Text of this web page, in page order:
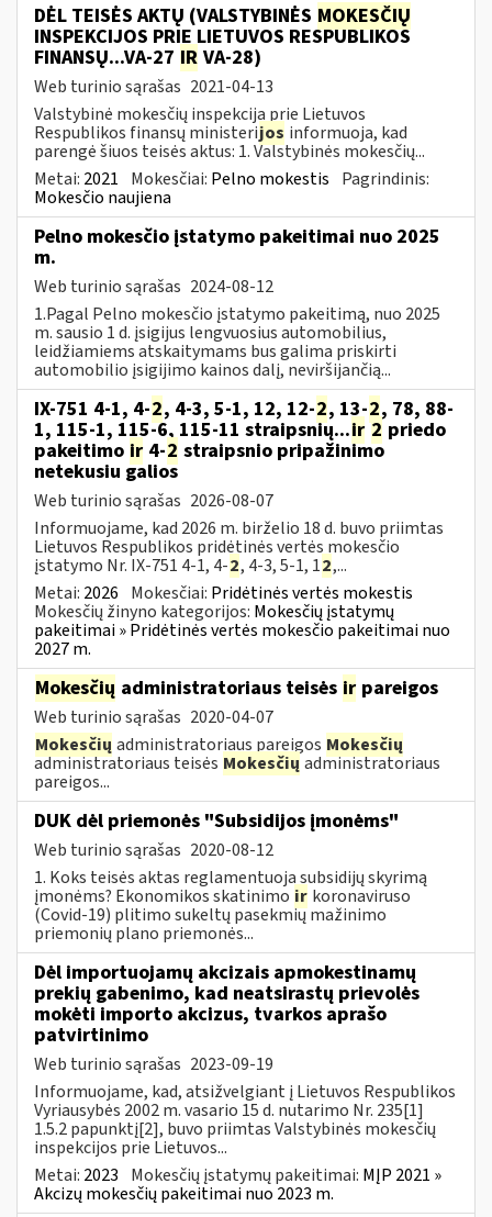
DĖL TEISĖS AKTŲ (VALSTYBINĖS MOKESČIŲ
INSPEKCIJOS PRIE LIETUVOS RESPUBLIKOS
FINANSŲ...VA-27 IR VA-28)
Web turinio sąrašas 2021-04-13
Valstybinė mokesčių inspekcija prie Lietuvos
Respublikos finansų ministerijos informuoja, kad
parengė šiuos teisės aktus: 1. Valstybinės mokesčių...
Metai: 2021 Mokesčiai: Pelno mokestis Pagrindinis:
Mokesčio naujiena
Pelno mokesčio įstatymo pakeitimai nuo 2025
m.
Web turinio sąrašas 2024-08-12
1.Pagal Pelno mokesčio įstatymo pakeitimą, nuo 2025
m. sausio 1 d. įsigijus lengvuosius automobilius,
leidžiamiems atskaitymams bus galima priskirti
automobilio įsigijimo kainos dalį, neviršijančią...
IX-751 4-1, 4-2, 4-3, 5-1, 12, 12-2, 13-2, 78, 88-
1, 115-1, 115-6, 115-11 straipsnių...ir 2 priedo
pakeitimo ir 4-2 straipsnio pripažinimo
netekusiu galios
Web turinio sąrašas 2026-08-07
Informuojame, kad 2026 m. birželio 18 d. buvo priimtas
Lietuvos Respublikos pridėtinės vertės mokesčio
įstatymo Nr. IX-751 4-1, 4-2, 4-3, 5-1, 12,...
Metai: 2026 Mokesčiai: Pridėtinės vertės mokestis
Mokesčių žinyno kategorijos: Mokesčių įstatymų
pakeitimai » Pridėtinės vertės mokesčio pakeitimai nuo
2027 m.
Mokesčių administratoriaus teisės ir pareigos
Web turinio sąrašas 2020-04-07
Mokesčių administratoriaus pareigos Mokesčių
administratoriaus teisės Mokesčių administratoriaus
pareigos...
DUK dėl priemonės "Subsidijos įmonėms"
Web turinio sąrašas 2020-08-12
1. Koks teisės aktas reglamentuoja subsidijų skyrimą
įmonėms? Ekonomikos skatinimo ir koronaviruso
(Covid-19) plitimo sukeltų pasekmių mažinimo
priemonių plano priemonės...
Dėl importuojamų akcizais apmokestinamų
prekių gabenimo, kad neatsirastų prievolės
mokėti importo akcizus, tvarkos aprašo
patvirtinimo
Web turinio sąrašas 2023-09-19
Informuojame, kad, atsižvelgiant į Lietuvos Respublikos
Vyriausybės 2002 m. vasario 15 d. nutarimo Nr. 235[1]
1.5.2 papunktį[2], buvo priimtas Valstybinės mokesčių
inspekcijos prie Lietuvos...
Metai: 2023 Mokesčių įstatymų pakeitimai: MĮP 2021 »
Akcizų mokesčių pakeitimai nuo 2023 m.